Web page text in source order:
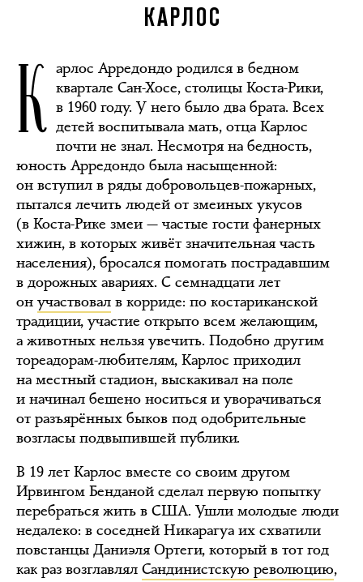
КАРЛОС
К арлос Арредондо родился в бедном
квартале Сан-Хосе, столицы Коста-Рики,
в 1960 году. У него было два брата. Всех
детей воспитывала мать, отца Карлос
почти не знал. Несмотря на бедность,
юность Арредондо была насыщенной:
он вступил в ряды добровольцев-пожарных,
пытался лечить людей от змеиных укусов
(в Коста-Рике змеи — частые гости фанерных
хижин, в которых живёт значительная часть
населения), бросался помогать пострадавшим
в дорожных авариях. С семнадцати лет
он участвовал в корриде: по костариканской
традиции, участие открыто всем желающим,
а животных нельзя увечить. Подобно другим
тореадорам-любителям, Карлос приходил
на местный стадион, выскакивал на поле
и начинал бешено носиться и уворачиваться
от разъярённых быков под одобрительные
возгласы подвыпившей публики.
В 19 лет Карлос вместе со своим другом
Ирвингом Бенданой сделал первую попытку
перебраться жить в США. Ушли молодые люди
недалеко: в соседней Никарагуа их схватили
повстанцы Даниэля Ортеги, который в тот год
как раз возглавлял Сандинистскую революцию,